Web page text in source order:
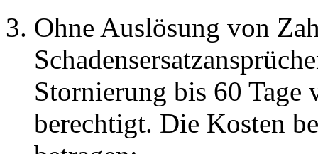
Ohne Auslösung von
Stornierung bis 60
berechtigt. Die Kosten